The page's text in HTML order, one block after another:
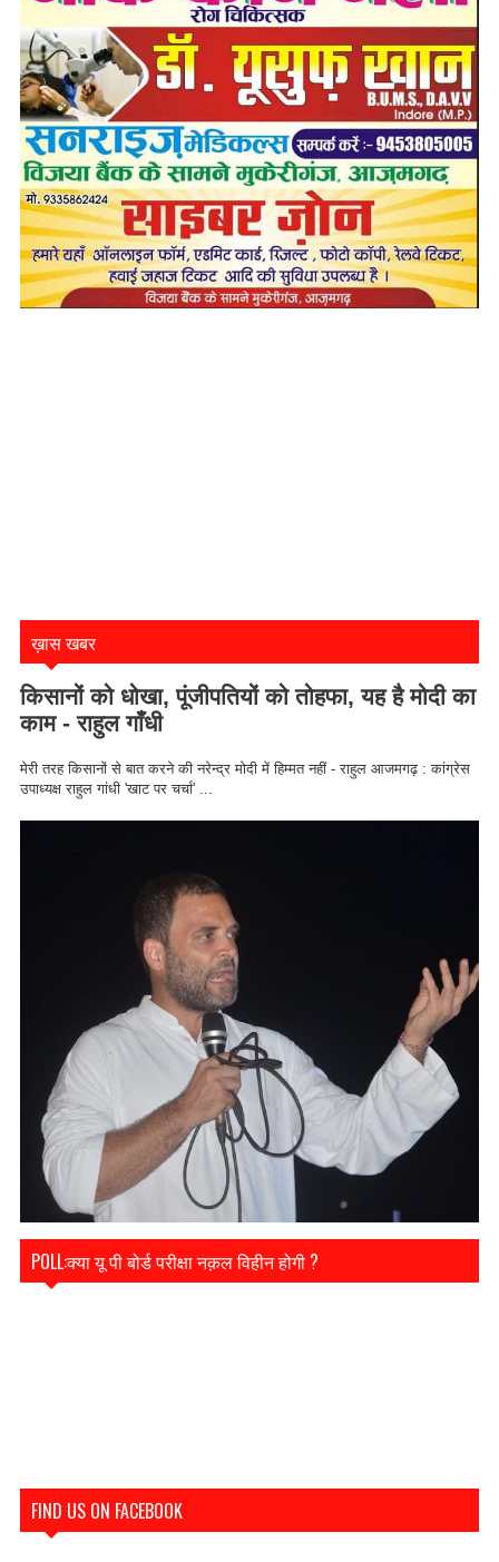
ख़ास खबर
किसानों को धोखा, पूंजीपतियों को तोहफा, यह है मोदी का
काम - राहुल गाँधी
मेरी तरह किसानों से बात करने की नरेन्द्र मोदी में हिम्मत नहीं - राहुल आजमगढ़ : कांग्रेस
उपाध्यक्ष राहुल गांधी 'खाट पर चर्चा' ...
POLL:क्या यू पी बोर्ड परीक्षा नक़ल विहीन होगी ?
FIND US ON FACEBOOK